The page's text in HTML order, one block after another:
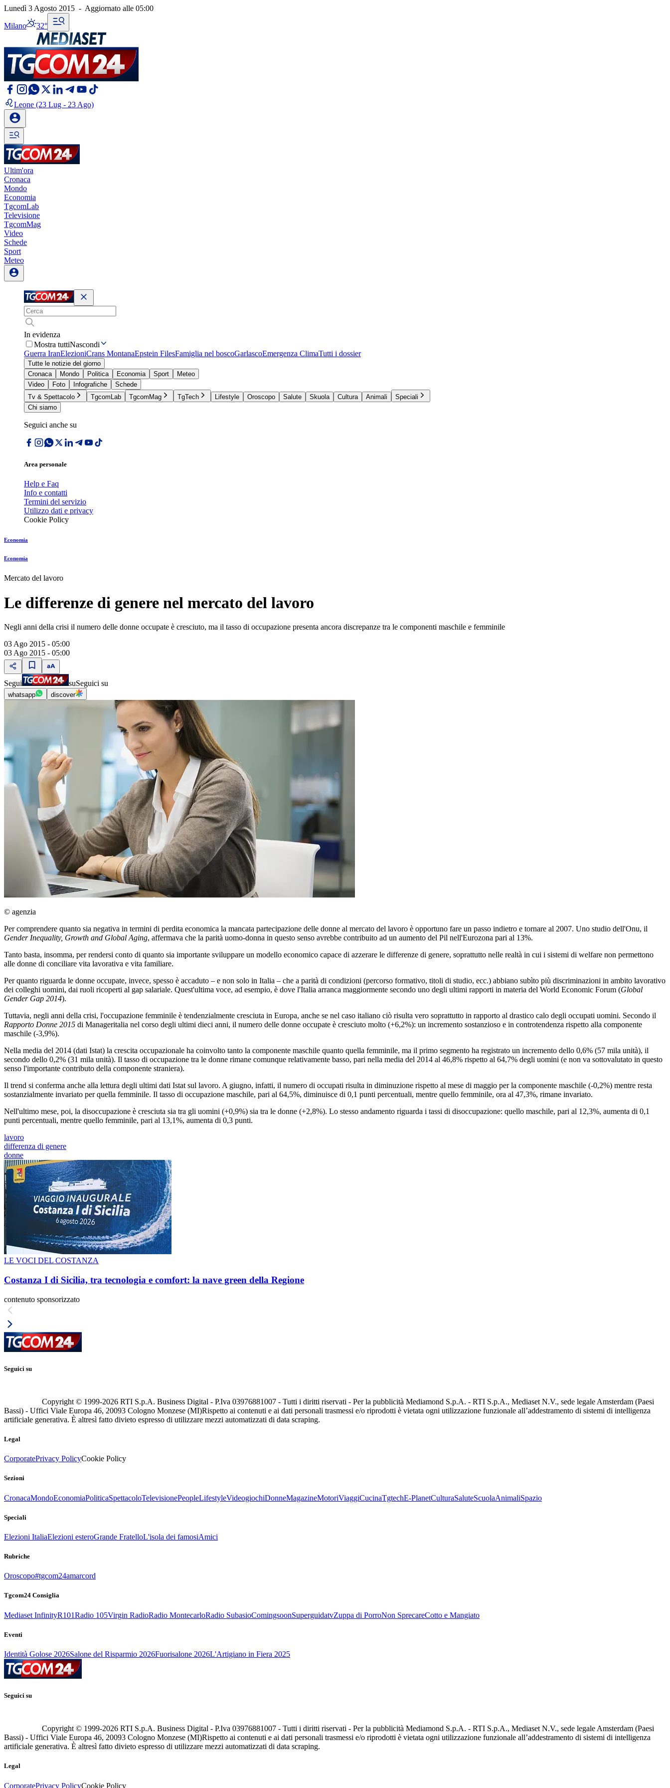
Lunedì 3 Agosto 2015 - Aggiornato alle 05:00
Milano 32°
Leone (23 Lug - 23 Ago)
Ultim'ora
Cronaca
Mondo
Economia
TgcomLab
Televisione
TgcomMag
Video
Schede
Sport
Meteo
In evidenza
Mostra tuttiNascondi
Guerra IranElezioniCrans MontanaEpstein FilesFamiglia nel boscoGarlascoEmergenza ClimaTutti i dossier
Tutte le notizie del giorno
Cronaca
Mondo Politica Economia Sport
Meteo
Video
Foto Infografiche
Schede
Tv & Spettacolo
TgcomLab TgcomMag TgTech Lifestyle Oroscopo Salute Skuola Cultura Animali
Speciali
Chi siamo
Seguici anche su
Area personale
Help e Faq
Info e contatti
Termini del servizio
Utilizzo dati e privacy
Cookie Policy
Economia
Economia
Mercato del lavoro
Le differenze di genere nel mercato del lavoro
Negli anni della crisi il numero delle donne occupate è cresciuto, ma il tasso di occupazione presenta ancora discrepanze tra le componenti maschile e femminile
03 Ago 2015 - 05:00
03 Ago 2015 - 05:00
Segui suSeguici su
whatsapp discover
© agenzia
Per comprendere quanto sia negativa in termini di perdita economica la mancata partecipazione delle donne al mercato del lavoro è opportuno fare un passo indietro e tornare al 2007. Uno studio dell'Onu, il
Gender Inequality, Growth and Global Aging, affermava che la parità uomo-donna in questo senso avrebbe contribuito ad un aumento del Pil nell'Eurozona pari al 13%.
Tanto basta, insomma, per rendersi conto di quanto sia importante sviluppare un modello economico capace di azzerare le differenze di genere, soprattutto nelle realtà in cui i sistemi di welfare non permettono
alle donne di conciliare vita lavorativa e vita familiare.
Per quanto riguarda le donne occupate, invece, spesso è accaduto – e non solo in Italia – che a parità di condizioni (percorso formativo, titoli di studio, ecc.) abbiano subìto più discriminazioni in ambito lavorativo
dei colleghi uomini, dai ruoli ricoperti al gap salariale. Quest'ultima voce, ad esempio, è dove l'Italia arranca maggiormente secondo uno degli ultimi rapporti in materia del World Economic Forum (Global
Gender Gap 2014).
Tuttavia, negli anni della crisi, l'occupazione femminile è tendenzialmente cresciuta in Europa, anche se nel caso italiano ciò risulta vero soprattutto in rapporto al drastico calo degli occupati uomini. Secondo il
Rapporto Donne 2015 di Manageritalia nel corso degli ultimi dieci anni, il numero delle donne occupate è cresciuto molto (+6,2%): un incremento sostanzioso e in controtendenza rispetto alla componente
maschile (-3,9%).
Nella media del 2014 (dati Istat) la crescita occupazionale ha coinvolto tanto la componente maschile quanto quella femminile, ma il primo segmento ha registrato un incremento dello 0,6% (57 mila unità), il
secondo dello 0,2% (31 mila unità). Il tasso di occupazione tra le donne rimane comunque relativamente basso, pari nella media del 2014 al 46,8% rispetto al 64,7% degli uomini (e non va sottovalutato in questo
senso l'importante contributo della componente straniera).
Il trend si conferma anche alla lettura degli ultimi dati Istat sul lavoro. A giugno, infatti, il numero di occupati risulta in diminuzione rispetto al mese di maggio per la componente maschile (-0,2%) mentre resta
sostanzialmente invariato per quella femminile. Il tasso di occupazione maschile, pari al 64,5%, diminuisce di 0,1 punti percentuali, mentre quello femminile, ora al 47,3%, rimane invariato.
Nell'ultimo mese, poi, la disoccupazione è cresciuta sia tra gli uomini (+0,9%) sia tra le donne (+2,8%). Lo stesso andamento riguarda i tassi di disoccupazione: quello maschile, pari al 12,3%, aumenta di 0,1
punti percentuali, mentre quello femminile, pari al 13,1%, aumenta di 0,3 punti.
lavoro
differenza di genere
donne
LE VOCI DEL COSTANZA
Costanza I di Sicilia, tra tecnologia e comfort: la nave green della Regione
contenuto sponsorizzato
Seguici su
Copyright © 1999-2026 RTI S.p.A. Business Digital - P.Iva 03976881007 - Tutti i diritti riservati - Per la pubblicità Mediamond S.p.A. - RTI S.p.A., Mediaset N.V., sede legale Amsterdam (Paesi
Bassi) - Uffici Viale Europa 46, 20093 Cologno Monzese (MI)Rispetto ai contenuti e ai dati personali trasmessi e/o riprodotti è vietata ogni utilizzazione funzionale all’addestramento di sistemi di intelligenza
artificiale generativa. È altresì fatto divieto espresso di utilizzare mezzi automatizzati di data scraping.
Legal
CorporatePrivacy PolicyCookie Policy
Sezioni
CronacaMondoEconomiaPoliticaSpettacoloTelevisionePeopleLifestyleVideogiochiDonneMagazineMotoriViaggiCucinaTgtechE-PlanetCulturaSaluteScuolaAnimaliSpazio
Speciali
Elezioni ItaliaElezioni esteroGrande FratelloL'isola dei famosiAmici
Rubriche
Oroscopo#tgcom24amarcord
Tgcom24 Consiglia
Mediaset InfinityR101Radio 105Virgin RadioRadio MontecarloRadio SubasioComingsoonSuperguidatvZuppa di PorroNon SprecareCotto e Mangiato
Eventi
Identità Golose 2026Salone del Risparmio 2026Fuorisalone 2026L'Artigiano in Fiera 2025
Seguici su
Copyright © 1999-2026 RTI S.p.A. Business Digital - P.Iva 03976881007 - Tutti i diritti riservati - Per la pubblicità Mediamond S.p.A. - RTI S.p.A., Mediaset N.V., sede legale Amsterdam (Paesi
Bassi) - Uffici Viale Europa 46, 20093 Cologno Monzese (MI)Rispetto ai contenuti e ai dati personali trasmessi e/o riprodotti è vietata ogni utilizzazione funzionale all’addestramento di sistemi di intelligenza
artificiale generativa. È altresì fatto divieto espresso di utilizzare mezzi automatizzati di data scraping.
Legal
CorporatePrivacy PolicyCookie Policy